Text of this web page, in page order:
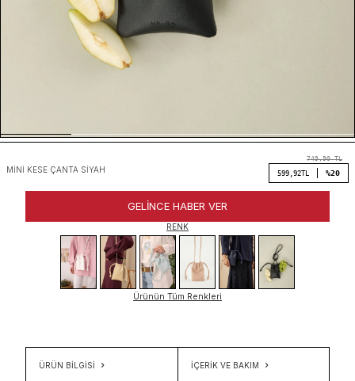
MINI KESE ÇANTA SIYAH
749,90TL
599,92TL %20
GELINCE HABER VER
RENK
Ürünün Tüm Renkleri
ÜRÜN BİLGİSİ İÇERIK VE BAKIM